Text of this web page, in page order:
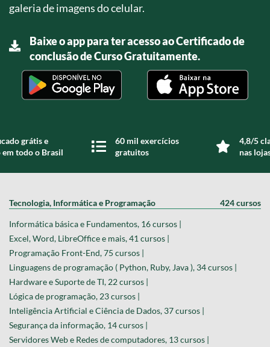
galeria de imagens do celular.
Baixe o app para ter acesso ao Certificado de
conclusão de Curso Gratuitamente.
grátis e
todo o Brasil
60 mil exercícios
gratuitos
4,8/5
nas
Tecnologia, Informática e Programação 424 cursos
Informática básica e Fundamentos, 16 cursos |
Excel, Word, LibreOffice e mais, 41 cursos |
Programação Front-End, 75 cursos |
Linguagens de programação ( Python, Ruby, Java ), 34 cursos |
Hardware e Suporte de TI, 22 cursos |
Lógica de programação, 23 cursos |
Inteligência Artificial e Ciência de Dados, 37 cursos |
Segurança da informação, 14 cursos |
Servidores Web e Redes de computadores, 13 cursos |